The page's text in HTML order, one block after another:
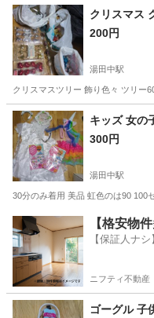
長野 上田市 信濃国分寺駅
クリスマス
200円
湯田中駅
クリスマスツリー 飾り色々 ツリー
長野 下高井郡 湯田中駅
キッズ 女の
300円
湯田中駅
30分のみ着用 美品 虹色のは90 100
長野 下高井郡 湯田中駅
【格安物
【保証人ナ
ニフティ不動産
ゴーグル 子